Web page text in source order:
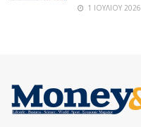
1 ΙΟΥΛΊΟΥ 2026